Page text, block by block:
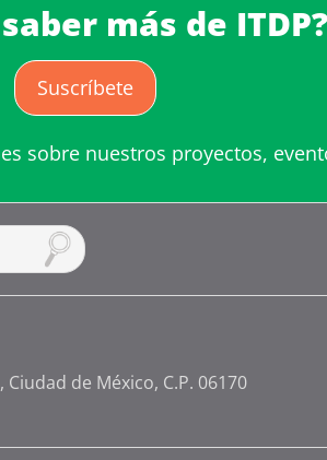
más de ITDP?
Suscríbete
sobre nuestros proyectos,
de México, C.P. 06170